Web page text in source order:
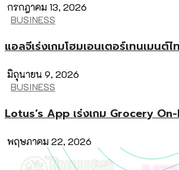
กรกฎาคม 13, 2026
BUSINESS
แอลจีเร่งเกมโฮมเอนเตอร์เทนเมนต์
มิถุนายน 9, 2026
BUSINESS
Lotus’s App เร่งเกม Grocery
พฤษภาคม 22, 2026